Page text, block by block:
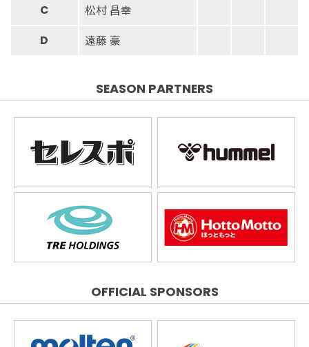
C 松村 昌幸
D 遠藤 豪
SEASON PARTNERS
OFFICIAL SPONSORS